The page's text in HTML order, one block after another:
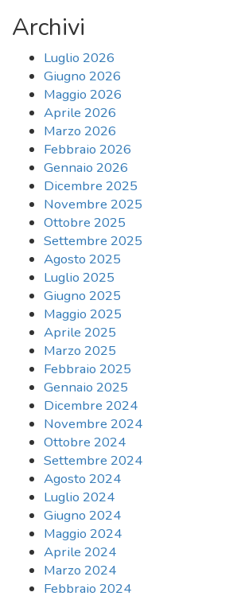
Archivi
Luglio 2026
Giugno 2026
Maggio 2026
Aprile 2026
Marzo 2026
Febbraio 2026
Gennaio 2026
Dicembre 2025
Novembre 2025
Ottobre 2025
Settembre 2025
Agosto 2025
Luglio 2025
Giugno 2025
Maggio 2025
Aprile 2025
Marzo 2025
Febbraio 2025
Gennaio 2025
Dicembre 2024
Novembre 2024
Ottobre 2024
Settembre 2024
Agosto 2024
Luglio 2024
Giugno 2024
Maggio 2024
Aprile 2024
Marzo 2024
Febbraio 2024